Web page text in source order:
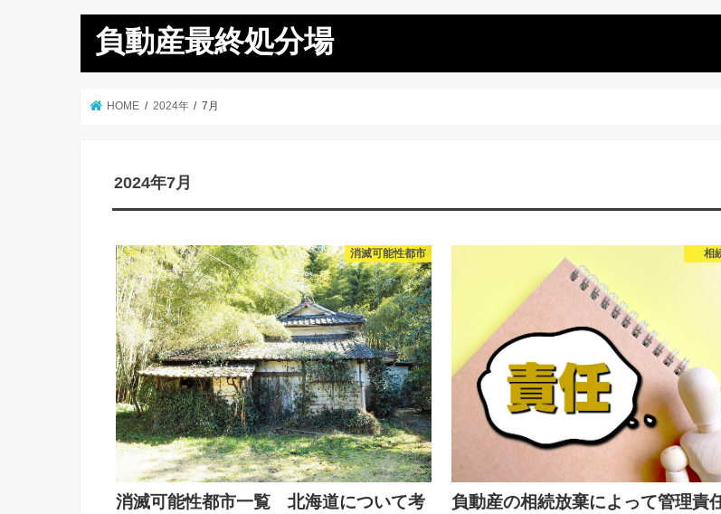
負動産最終処分場
HOME 2024年 7月
2024年7月
消滅可能性都市
消滅可能性都市一覧 北海道について考
相
負動産の相続放棄によって管理責